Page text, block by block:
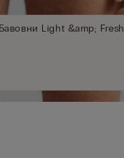
Light &amp; Fresh